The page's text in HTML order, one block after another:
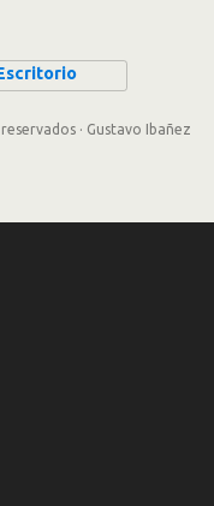
· Gustavo Ibañez